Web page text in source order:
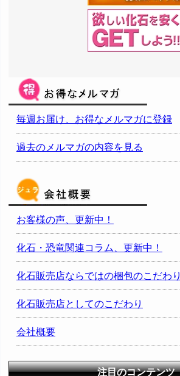
毎週お届け、お得なメルマガに登録
過去のメルマガの内容を見る
お客様の声、更新中！
化石・恐竜関連コラム、更新中！
化石販売店ならではの梱包のこだわり
化石販売店としてのこだわり
会社概要
注目のコンテンツ